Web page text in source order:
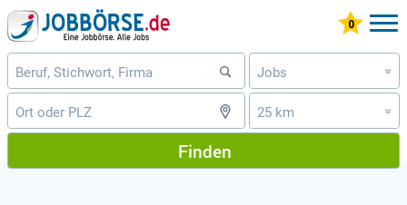
Jobs »
25 km »
Finden